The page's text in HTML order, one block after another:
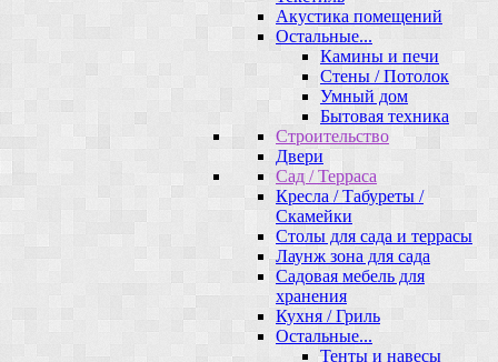
Акустика помещений
Остальные...
Камины и печи
Стены / Потолок
Умный дом
Бытовая техника
Строительство
Двери
Сад / Терраса
Кресла / Табуреты /
Скамейки
Столы для сада и террасы
Лаунж зона для сада
Садовая мебель для
хранения
Кухня / Гриль
Остальные...
Тенты и навесы